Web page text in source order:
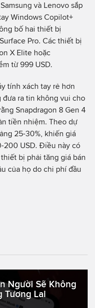
và Lenovo sắp
Windows Copilot+
bố hai thiết bị
Pro. Các thiết bị
X Elite hoặc
từ 999 USD.
tính xách tay rẻ hơn
ra tin không vui cho
Snapdragon 8 Gen 4
tiền nhiệm. Theo dự
25-30%, khiến giá
200 USD. Điều này có
bị phải tăng giá bán
của họ do chi phí đầu
Người Sẽ Không
Tương Lai